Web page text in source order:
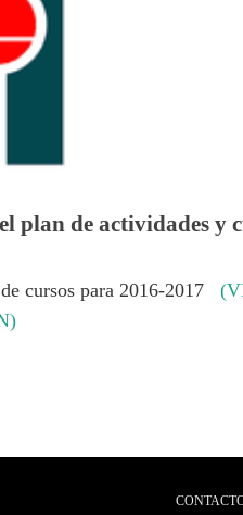
plan de actividades y
cursos para 2016-2017